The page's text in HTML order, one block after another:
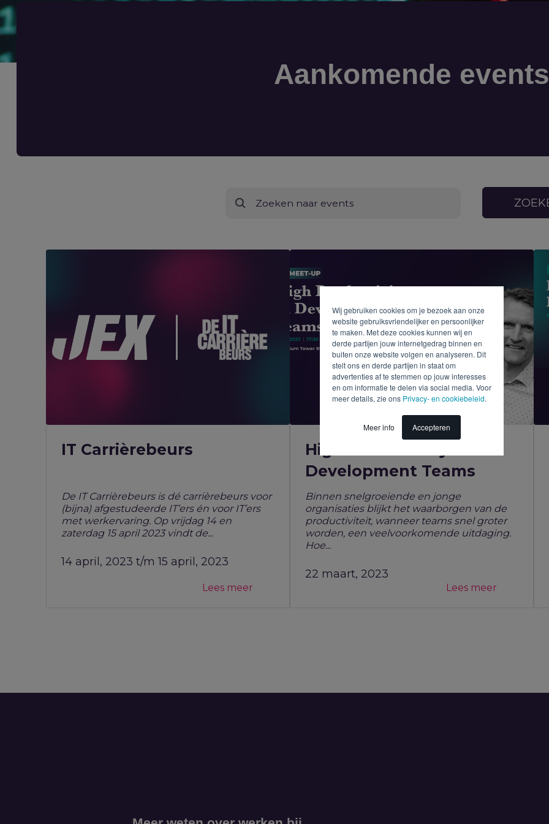
Wij gebruiken cookies om je bezoek aan onze
website gebruiksvriendelijker en persoonlijker
te maken. Met deze cookies kunnen wij en
derde partijen jouw internetgedrag binnen en
buiten onze website volgen en analyseren. Dit
stelt ons en derde partijen in staat om
advertenties af te stemmen op jouw interesses
en om informatie te delen via social media. Voor
meer details, zie ons Privacy- en cookiebeleid.
Meer info Accepteren
Aankomende events
IT Carrièrebeurs
De IT Carrièrebeurs is dé carrièrebeurs voor
(bijna) afgestudeerde IT’ers én voor IT’ers
met werkervaring. Op vrijdag 14 en
zaterdag 15 april 2023 vindt de...
14 april, 2023 t/m 15 april, 2023
Lees meer
High Productivity In
Development Teams
Binnen snelgroeiende en jonge
organisaties blijkt het waarborgen van de
productiviteit, wanneer teams snel groter
worden, een veelvoorkomende uitdaging.
Hoe...
22 maart, 2023
Lees meer